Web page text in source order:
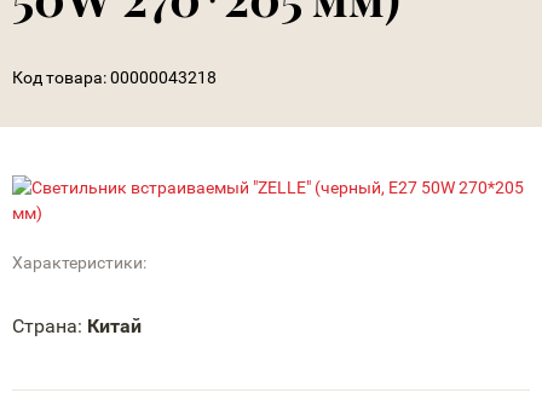
Код товара:00000043218
Характеристики:
Страна: Китай